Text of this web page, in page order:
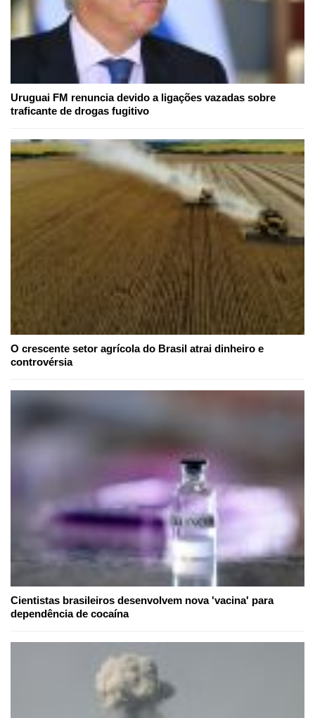
Uruguai FM renuncia devido a ligações vazadas sobre
traficante de drogas fugitivo
O crescente setor agrícola do Brasil atrai dinheiro e
controvérsia
Cientistas brasileiros desenvolvem nova 'vacina' para
dependência de cocaína